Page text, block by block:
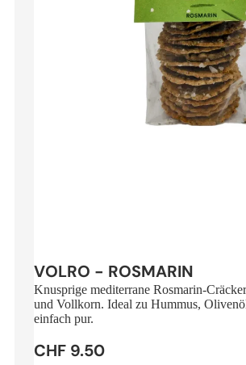
VOLRO - ROSMARIN
Knusprige mediterrane Rosmarin-
und Vollkorn. Ideal zu Hummus,
einfach pur.
CHF 9.50